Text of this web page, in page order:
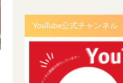
YouTube公式チャンネル